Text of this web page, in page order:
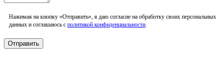
Нажимая на кнопку «Отправить», я даю согласие на обработку своих персональных
данных и соглашаюсь с политикой конфиденциальности.